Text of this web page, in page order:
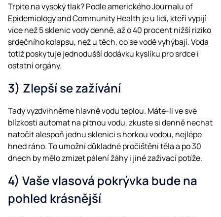
Trpíte na vysoký tlak? Podle amerického Journalu of
Epidemiology and Community Health je u lidí, kteří vypijí
více než 5 sklenic vody denně, až o 40 procent nižší riziko
srdečního kolapsu, než u těch, co se vodě vyhýbají. Voda
totiž poskytuje jednodušší dodávku kyslíku pro srdce i
ostatní orgány.
3) Zlepší se zažívání
Tady vyzdvihněme hlavně vodu teplou. Máte-li ve své
blízkosti automat na pitnou vodu, zkuste si denně nechat
natočit alespoň jednu sklenici s horkou vodou, nejlépe
hned ráno. To umožní důkladné pročištění těla a po 30
dnech by mělo zmizet pálení žáhy i jiné zažívací potíže.
4) Vaše vlasová pokrývka bude na
pohled krásnější